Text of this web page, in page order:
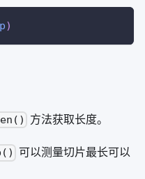
)
方法获取长度。
可以测量切片最长可以